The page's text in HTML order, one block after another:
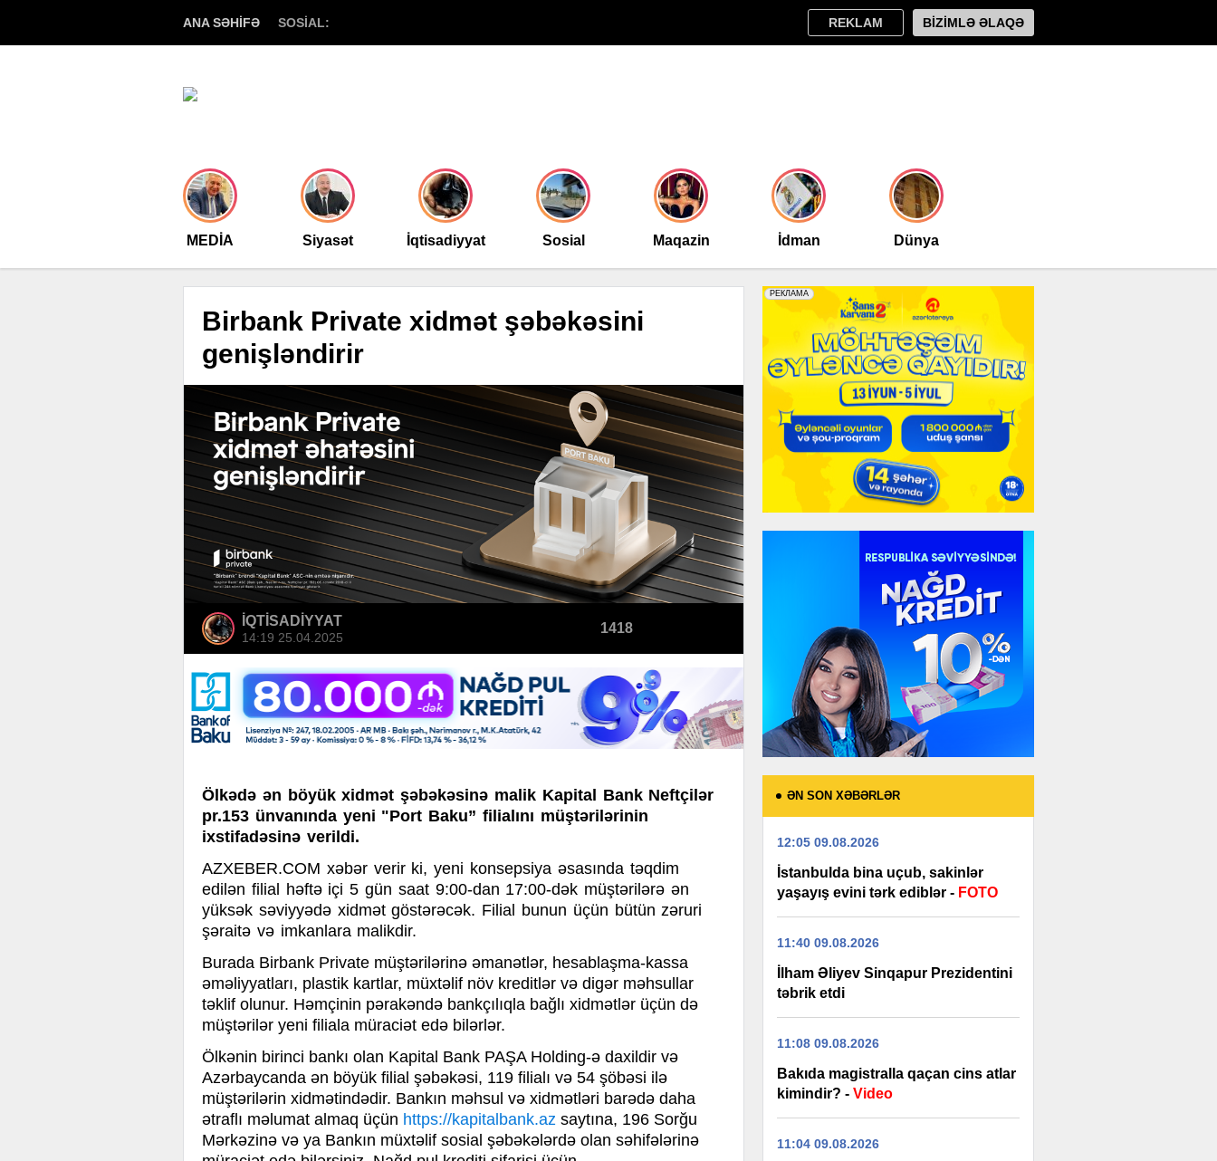
ANA SƏHİFƏ SOSİAL: REKLAM BİZİMLƏ ƏLAQƏ
MEDİA Siyasət İqtisadiyyat Sosial Maqazin İdman Dünya
Birbank Private xidmət şəbəkəsini
genişləndirir
İQTİSADİYYAT
14:19 25.04.2025
1418
Ölkədə ən böyük xidmət şəbəkəsinə malik Kapital Bank Neftçilər
pr.153 ünvanında yeni "Port Baku” filialını müştərilərinin
ixstifadəsinə verildi.
AZXEBER.COM xəbər verir ki, yeni konsepsiya əsasında təqdim
edilən filial həftə içi 5 gün saat 9:00-dan 17:00-dək müştərilərə ən
yüksək səviyyədə xidmət göstərəcək. Filial bunun üçün bütün zəruri
şəraitə və imkanlara malikdir.
Burada Birbank Private müştərilərinə əmanətlər, hesablaşma-kassa
əməliyyatları, plastik kartlar, müxtəlif növ kreditlər və digər məhsullar
təklif olunur. Həmçinin pərakəndə bankçılıqla bağlı xidmətlər üçün də
müştərilər yeni filiala müraciət edə bilərlər.
Ölkənin birinci bankı olan Kapital Bank PAŞA Holding-ə daxildir və
Azərbaycanda ən böyük filial şəbəkəsi, 119 filialı və 54 şöbəsi ilə
müştərilərin xidmətindədir. Bankın məhsul və xidmətləri barədə daha
ətraflı məlumat almaq üçün https://kapitalbank.az saytına, 196 Sorğu
Mərkəzinə və ya Bankın müxtəlif sosial şəbəkələrdə olan səhifələrinə
ƏN SON XƏBƏRLƏR
12:05 09.08.2026
İstanbulda bina uçub, sakinlər
yaşayış evini tərk ediblər - FOTO
11:40 09.08.2026
İlham Əliyev Sinqapur Prezidentini
təbrik etdi
11:08 09.08.2026
Bakıda magistralla qaçan cins atlar
kimindir? - Video
11:04 09.08.2026